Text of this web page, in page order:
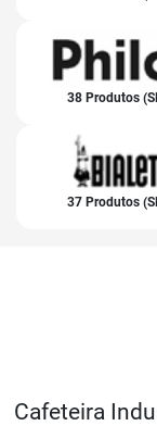
38 Produtos
37 Produtos
Cafeteira